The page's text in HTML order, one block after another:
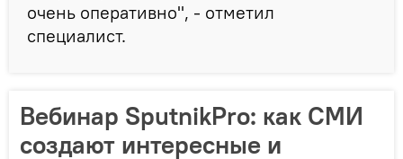
очень оперативно", - отметил
специалист.
Вебинар SputnikPro: как СМИ
создают интересные и